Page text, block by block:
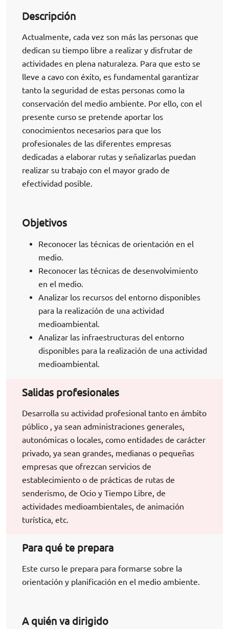
Descripción
Actualmente, cada vez son más las personas que
dedican su tiempo libre a realizar y disfrutar de
actividades en plena naturaleza. Para que esto se
lleve a cavo con éxito, es fundamental garantizar
tanto la seguridad de estas personas como la
conservación del medio ambiente. Por ello, con el
presente curso se pretende aportar los
conocimientos necesarios para que los
profesionales de las diferentes empresas
dedicadas a elaborar rutas y señalizarlas puedan
realizar su trabajo con el mayor grado de
efectividad posible.
Objetivos
Reconocer las técnicas de orientación en el
medio.
Reconocer las técnicas de desenvolvimiento
en el medio.
Analizar los recursos del entorno disponibles
para la realización de una actividad
medioambiental.
Analizar las infraestructuras del entorno
disponibles para la realización de una actividad
medioambiental.
Salidas profesionales
Desarrolla su actividad profesional tanto en ámbito
público , ya sean administraciones generales,
autonómicas o locales, como entidades de carácter
privado, ya sean grandes, medianas o pequeñas
empresas que ofrezcan servicios de
establecimiento o de prácticas de rutas de
senderismo, de Ocio y Tiempo Libre, de
actividades medioambientales, de animación
turística, etc.
Para qué te prepara
Este curso le prepara para formarse sobre la
orientación y planificación en el medio ambiente.
A quién va dirigido